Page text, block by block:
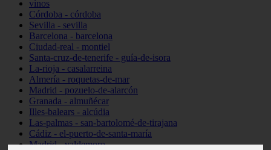
vinos
Córdoba - córdoba
Sevilla - sevilla
Barcelona - barcelona
Ciudad-real - montiel
Santa-cruz-de-tenerife - guía-de-isora
La-rioja - casalarreina
Almería - roquetas-de-mar
Madrid - pozuelo-de-alarcón
Granada - almuñécar
Illes-balears - alcúdia
Las-palmas - san-bartolomé-de-tirajana
Cádiz - el-puerto-de-santa-maría
Madrid - valdemoro